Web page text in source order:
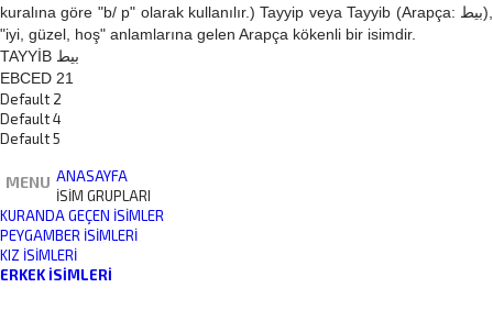
kuralına göre "b/ p" olarak kullanılır.) Tayyip veya Tayyib (Arapça: بيط),
"iyi, güzel, hoş" anlamlarına gelen Arapça kökenli bir isimdir.
TAYYİB بيط
EBCED 21
Default 2
Default 4
Default 5
MENU ANASAYFA
İSİM GRUPLARI
KURANDA GEÇEN İSIMLER
PEYGAMBER İSIMLERI
KIZ İSIMLERI
ERKEK İSIMLERI